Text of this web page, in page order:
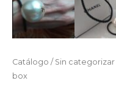
Catálogo / Sin categorizar
box